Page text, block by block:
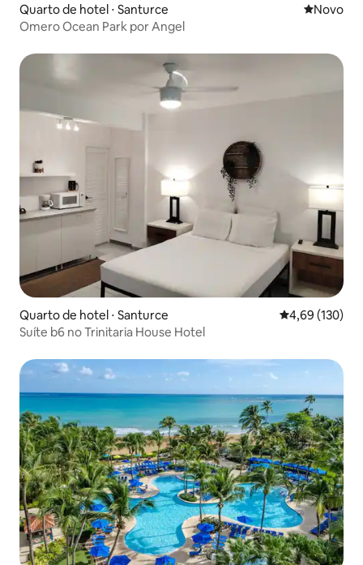
Quarto de hotel ⋅ Santurce Novo
Novo
Omero Ocean Park por Angel
Quarto de hotel ⋅ Santurce 4,69 de uma
4,69 (130)
Suíte b6 no Trinitaria House Hotel